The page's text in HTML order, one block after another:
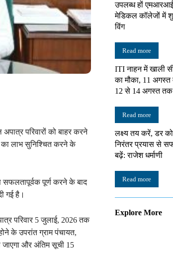
परिवारों को बाहर करने
का लाभ सुनिश्चित करने के
सफलतापूर्वक पूर्ण करने के बाद
गई है।
परिवार 5 जुलाई, 2026 तक
के उपरांत ग्राम पंचायत,
जाएगा और अंतिम सूची 15
उपलब्ध हों
मेडिकल कॉलेजों में
विंग
Read more
ITI नाहन में खाली
का मौका, 11
12 से 14 अगस्त तक
Read more
लक्ष्य तय करें, डर
निरंतर प्रयास से
बढ़ें: राजेश धर्माणी
Read more
Explore More